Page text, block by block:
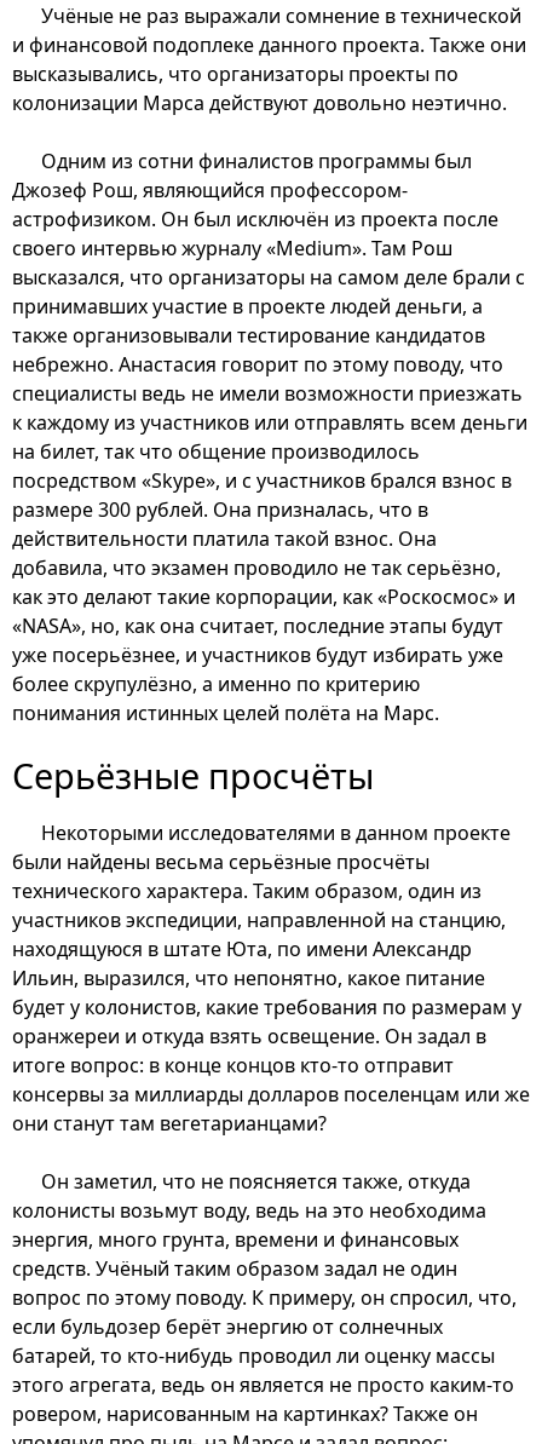
Учёные не раз выражали сомнение в технической
и финансовой подоплеке данного проекта. Также они
высказывались, что организаторы проекты по
колонизации Марса действуют довольно неэтично.
Одним из сотни финалистов программы был
Джозеф Рош, являющийся профессором-
астрофизиком. Он был исключён из проекта после
своего интервью журналу «Medium». Там Рош
высказался, что организаторы на самом деле брали с
принимавших участие в проекте людей деньги, а
также организовывали тестирование кандидатов
небрежно. Анастасия говорит по этому поводу, что
специалисты ведь не имели возможности приезжать
к каждому из участников или отправлять всем деньги
на билет, так что общение производилось
посредством «Skype», и с участников брался взнос в
размере 300 рублей. Она призналась, что в
действительности платила такой взнос. Она
добавила, что экзамен проводило не так серьёзно,
как это делают такие корпорации, как «Роскосмос» и
«NASA», но, как она считает, последние этапы будут
уже посерьёзнее, и участников будут избирать уже
более скрупулёзно, а именно по критерию
понимания истинных целей полёта на Марс.
Серьёзные просчёты
Некоторыми исследователями в данном проекте
были найдены весьма серьёзные просчёты
технического характера. Таким образом, один из
участников экспедиции, направленной на станцию,
находящуюся в штате Юта, по имени Александр
Ильин, выразился, что непонятно, какое питание
будет у колонистов, какие требования по размерам у
оранжереи и откуда взять освещение. Он задал в
итоге вопрос: в конце концов кто-то отправит
консервы за миллиарды долларов поселенцам или же
они станут там вегетарианцами?
Он заметил, что не поясняется также, откуда
колонисты возьмут воду, ведь на это необходима
энергия, много грунта, времени и финансовых
средств. Учёный таким образом задал не один
вопрос по этому поводу. К примеру, он спросил, что,
если бульдозер берёт энергию от солнечных
батарей, то кто-нибудь проводил ли оценку массы
этого агрегата, ведь он является не просто каким-то
ровером, нарисованным на картинках? Также он